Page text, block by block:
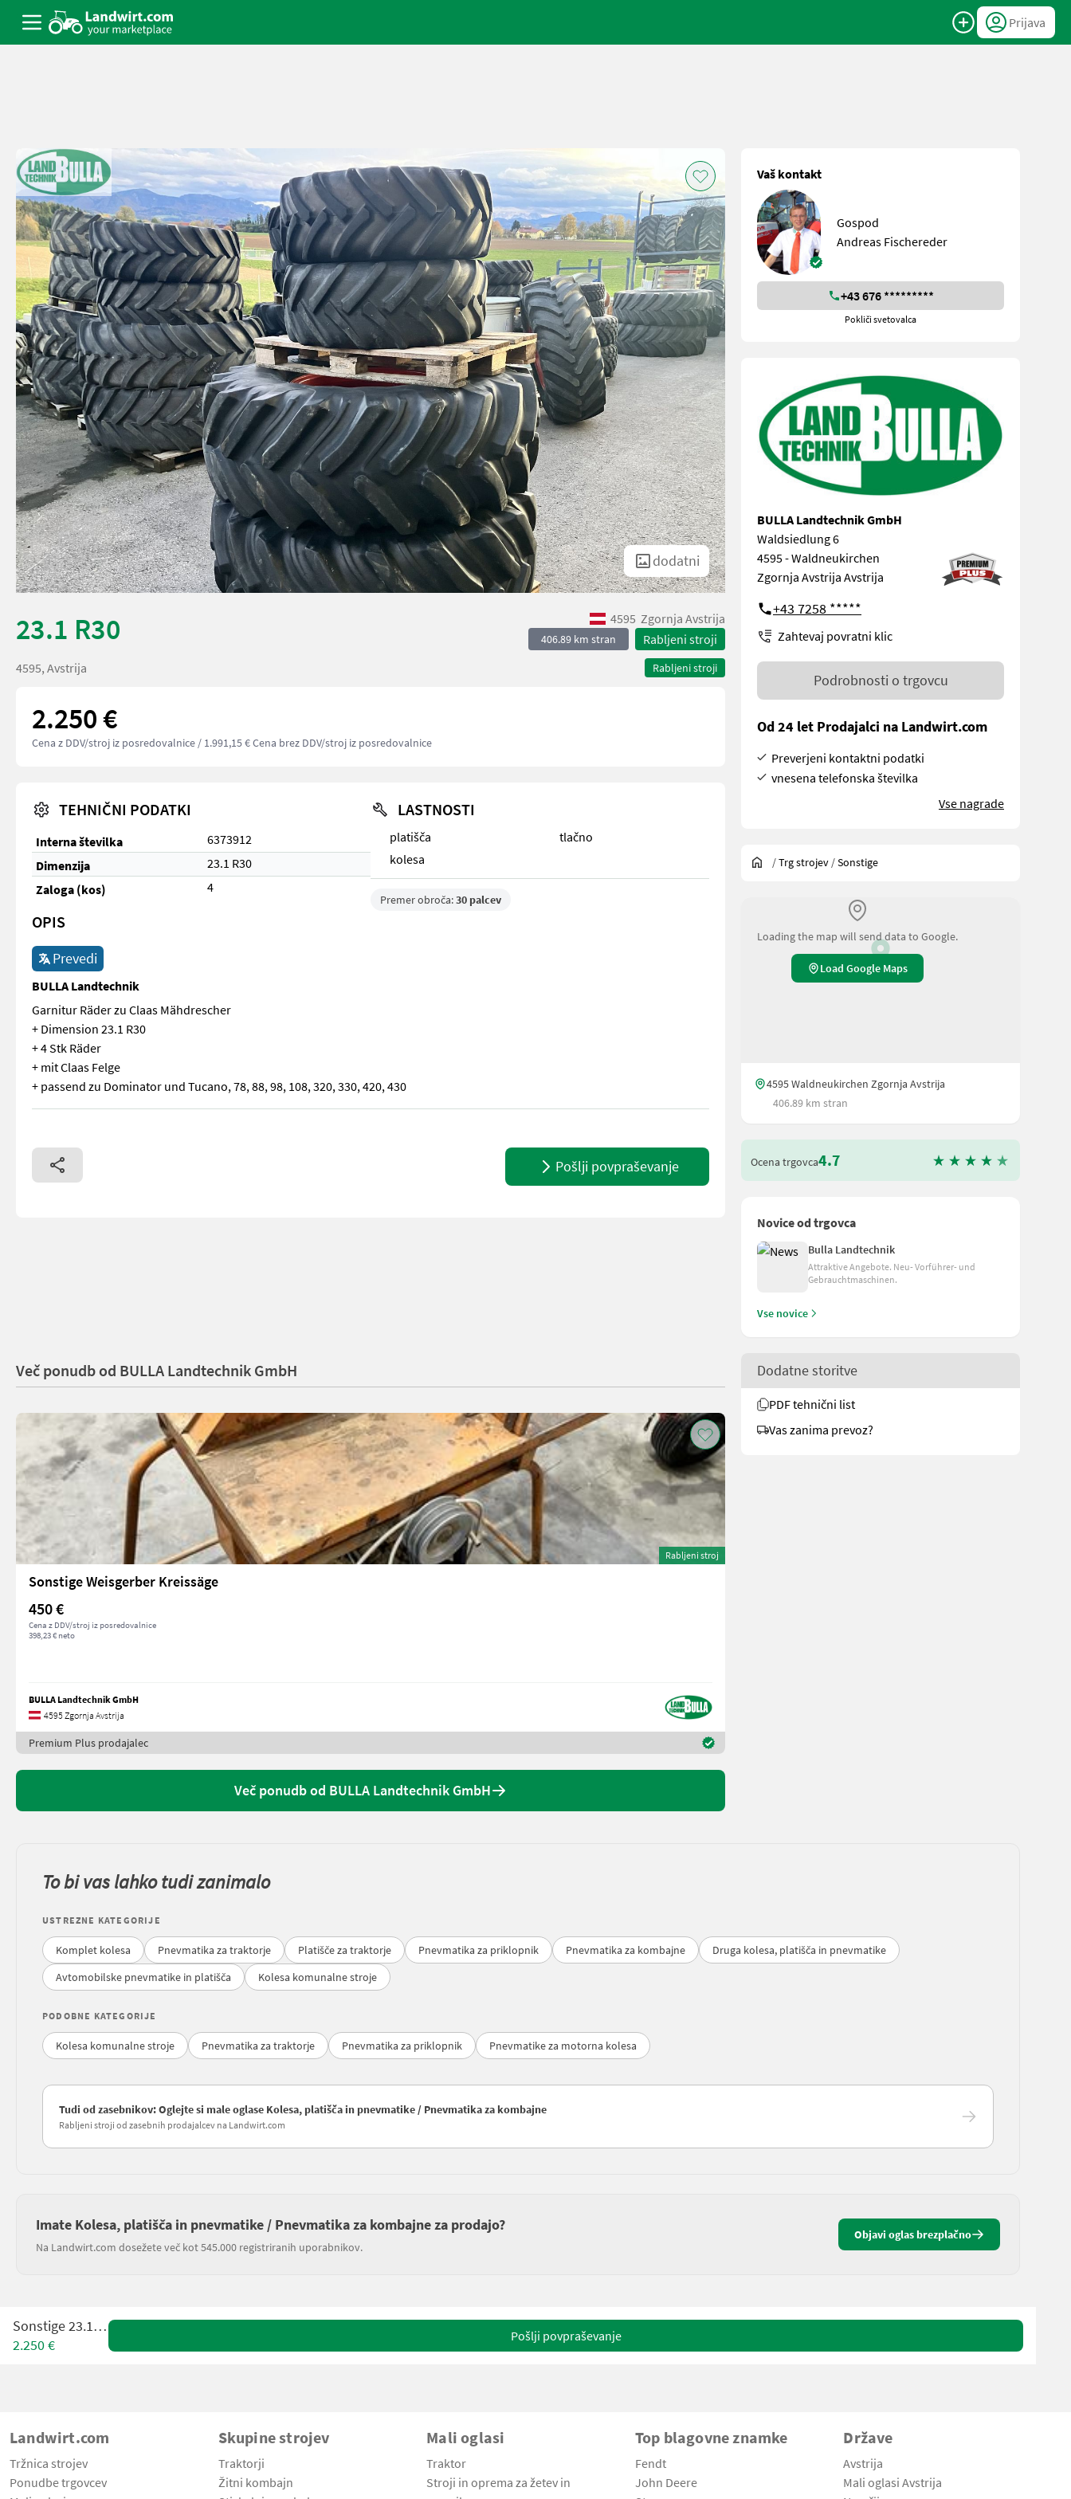
Prijava
dodatni
23.1 R30 4595 Zgornja Avstrija
406.89 km stran Rabljeni stroji
Rabljeni stroji
4595, Avstrija
2.250 €
Cena z DDV/stroj iz posredovalnice / 1.991,15 € Cena brez DDV/stroj iz posredovalnice
TEHNIČNI PODATKI
Interna številka
6373912
Dimenzija
23.1 R30
Zaloga (kos)
4
LASTNOSTI
platišča
tlačno
kolesa
Premer obroča:30 palcev
OPIS
Prevedi
BULLA Landtechnik
Garnitur Räder zu Claas Mähdrescher
+ Dimension 23.1 R30
+ 4 Stk Räder
+ mit Claas Felge
+ passend zu Dominator und Tucano, 78, 88, 98, 108, 320, 330, 420, 430
Garnitur Räder zu Claas Mähdrescher + Dimension 23.1 R30 + 4 Stk Räder + mit Claas Felge + passend zu Dominator und Tucano, 78, 88, 98, 108, 320, 330, 420, 430
Pošlji povpraševanje
Vaš kontakt
Gospod
Andreas Fischereder
+43 676 *********
Pokliči svetovalca
BULLA Landtechnik GmbH
Waldsiedlung 6
4595 - Waldneukirchen
Zgornja Avstrija Avstrija
+43 7258 *****
Zahtevaj povratni klic
Podrobnosti o trgovcu
Od 24 let Prodajalci na Landwirt.com
Preverjeni kontaktni podatki
vnesena telefonska številka
Vse nagrade
/Trg strojev /Sonstige
Loading the map will send data to Google.
Load Google Maps
4595 Waldneukirchen Zgornja Avstrija
406.89 km stran
Ocena trgovca4.7
Novice od trgovca
Bulla Landtechnik
Attraktive Angebote. Neu- Vorführer- und
Gebrauchtmaschinen.
Vse novice
Dodatne storitve
PDF tehnični list
Vas zanima prevoz?
Več ponudb od BULLA Landtechnik GmbH
Rabljeni stroj
Sonstige Weisgerber Kreissäge
450 €
Cena z DDV/stroj iz posredovalnice
398,23 € neto
BULLA Landtechnik GmbH
4595 Zgornja Avstrija
Premium Plus prodajalec
Več ponudb od BULLA Landtechnik GmbH
To bi vas lahko tudi zanimalo
USTREZNE KATEGORIJE
Komplet kolesa Pnevmatika za traktorje Platišče za traktorje Pnevmatika za priklopnik Pnevmatika za kombajne
Druga kolesa, platišča in pnevmatike
Avtomobilske pnevmatike in platišča
Kolesa komunalne stroje
PODOBNE KATEGORIJE
Kolesa komunalne stroje Pnevmatika za traktorje Pnevmatika za priklopnik Pnevmatike za motorna kolesa
Tudi od zasebnikov: Oglejte si male oglase Kolesa, platišča in pnevmatike / Pnevmatika za kombajne
Rabljeni stroji od zasebnih prodajalcev na Landwirt.com
Imate Kolesa, platišča in pnevmatike / Pnevmatika za kombajne za prodajo?
Na Landwirt.com dosežete več kot 545.000 registriranih uporabnikov.
Objavi oglas brezplačno
Sonstige 23.1 R30
2.250 €
Pošlji povpraševanje
Landwirt.com
Tržnica strojev
Ponudbe trgovcev
Skupine strojev
Traktorji
Žitni kombajn
Mali oglasi
Traktor
Stroji in oprema za žetev in
Top blagovne znamke
Fendt
John Deere
Države
Avstrija
Mali oglasi Avstrija